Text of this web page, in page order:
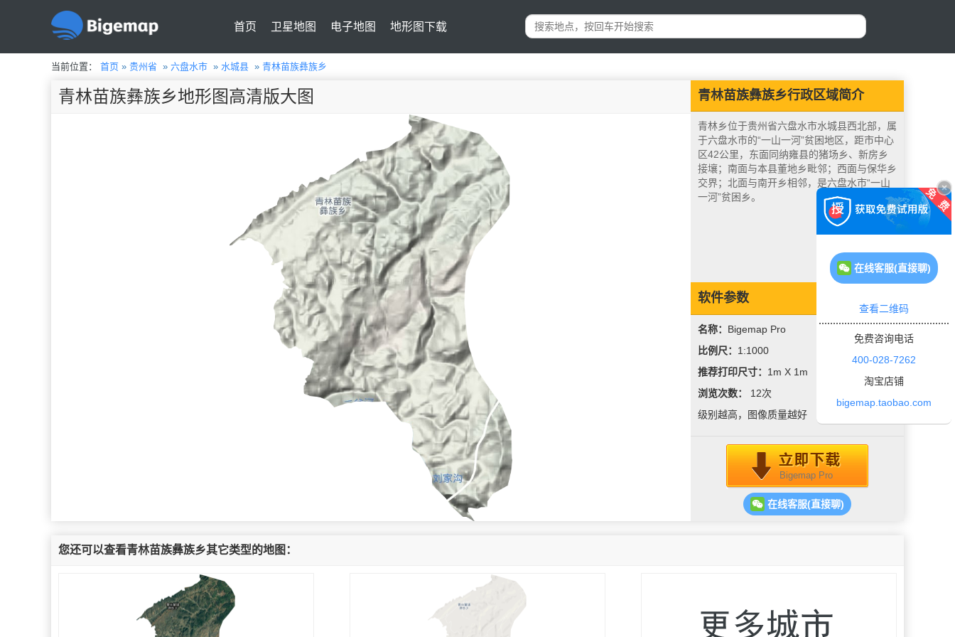
首页 卫星地图 电子地图 地形图下载
当前位置： 首页 » 贵州省 » 六盘水市 » 水城县 » 青林苗族彝族乡
青林苗族彝族乡行政区域简介
青林乡位于贵州省六盘水市水城县西北部，属
于六盘水市的“一山一河”贫困地区，距市中心
区42公里，东面同纳雍县的猪场乡、新房乡
接壤；南面与本县董地乡毗邻；西面与保华乡
交界；北面与南开乡相邻，是六盘水市“一山
一河”贫困乡。
软件参数
名称： Bigemap Pro
比例尺： 1:1000
推荐打印尺寸： 1m X 1m
浏览次数： 12次
级别越高，图像质量越好
Bigemap Pro
在线客服(直接聊)
青林苗族彝族乡地形图高清版大图
您还可以查看青林苗族彝族乡其它类型的地图：
在线客服(直接聊)
查看二维码
免费咨询电话
400-028-7262
淘宝店铺
bigemap.taobao.com